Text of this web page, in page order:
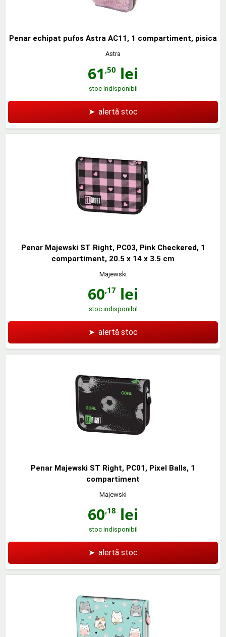
Penar echipat pufos Astra AC11, 1 compartiment, pisica
Astra
61 ,50 lei
stoc indisponibil
➤ alertă stoc
Penar Majewski ST Right, PC03, Pink Checkered, 1
compartiment, 20.5 x 14 x 3.5 cm
Majewski
60,17 lei
stoc indisponibil
➤ alertă stoc
Penar Majewski ST Right, PC01, Pixel Balls, 1
compartiment
Majewski
60,18 lei
stoc indisponibil
➤ alertă stoc